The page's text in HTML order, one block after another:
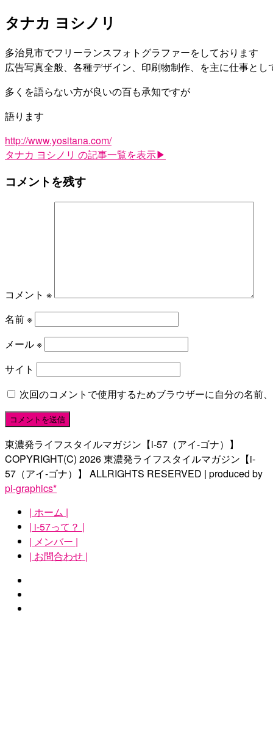
タナカ ヨシノリ
多治見市でフリーランスフォトグラファーをしております
広告写真全般、各種デザイン、印刷物制作、を主に仕事とし
多くを語らない方が良いの百も承知ですが
語ります
http://www.yositana.com/
タナカ ヨシノリ の記事一覧を表示▶
コメントを残す
コメント ※
名前※
メール※
サイト
次回のコメントで使用するためブラウザーに自分の名前
東濃発ライフスタイルマガジン【i-57（アイ-ゴナ）】
COPYRIGHT(C) 2026東濃発ライフスタイルマガジン【i-
57（アイ-ゴナ）】
ALLRIGHTS RESERVED | produced by
pi-graphics*
| ホーム |
| i-57って？ |
| メンバー |
| お問合わせ |